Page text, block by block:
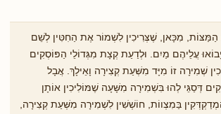
מִכָּאן, שֶׁצְּרִיכִין לִשְׁמוֹר אֶת הַחִטִּין לְשֵׁם
עֲלֵיהֶם מַיִם. וּלְדַעַת קְצָת מִגְּדוֹלֵי הַפּוֹסְקִים
שְׁמִירָה זוֹ מִיָּד מִשְּׁעַת קְצִירָה וָאֵילָךְ. אֲבָל
דְּסַגֵּי לְהוּ בִּשְׁמִירָה מִשָּׁעָה שֶׁמּוֹלִיכִין אוֹתָן
בַּמִצְווֹת, חוֹשְׁשִׁין לִשְׁמִירָה מִשְּׁעַת קְצִירָה,